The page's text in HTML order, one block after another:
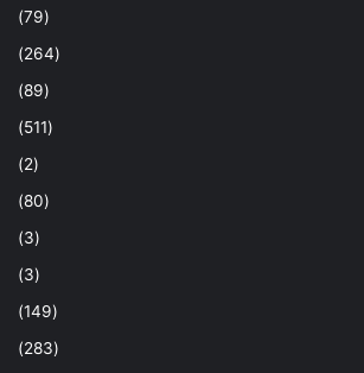
(79)
(264)
(89)
(511)
(2)
(80)
(3)
(3)
(149)
(283)